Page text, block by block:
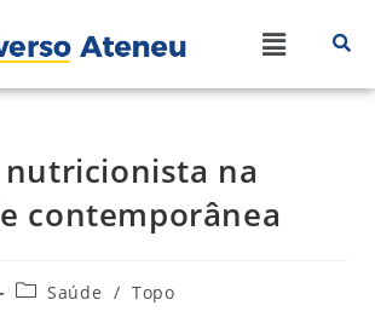
nutricionista na
contemporânea
Saúde / Topo